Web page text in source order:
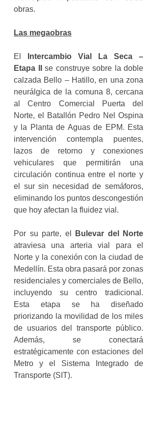
obras.
Las megaobras
El
Intercambio Vial La Seca –
Etapa II se construye sobre la doble
calzada Bello – Hatillo, en una zona
neurálgica de la comuna 8, cercana
al Centro Comercial Puerta del
Norte, el Batallón Pedro Nel Ospina
y la Planta de Aguas de EPM. Esta
intervención contempla puentes,
lazos de retorno y conexiones
vehiculares que permitirán una
circulación continua entre el norte y
el sur sin necesidad de semáforos,
eliminando los puntos descongestión
que hoy afectan la fluidez vial.
Por su parte, el
atraviesa una arteria vial para el
Norte y la conexión con la ciudad de
Medellín. Esta obra pasará por zonas
residenciales y comerciales de Bello,
incluyendo su centro tradicional.
Esta etapa se ha diseñado
priorizando la movilidad de los miles
de usuarios del transporte público.
Además, se conectará
estratégicamente con estaciones del
Metro y el Sistema Integrado de
Transporte (SIT).